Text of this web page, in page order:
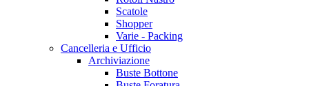
Scatole
Shopper
Varie - Packing
Cancelleria e Ufficio
Archiviazione
Buste Bottone